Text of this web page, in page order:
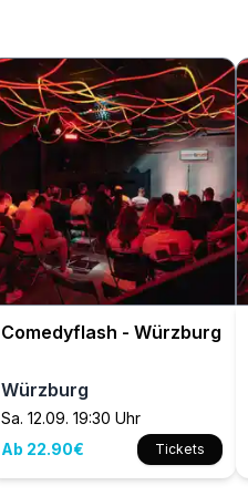
Comedyflash - Würzburg
Würzburg
Sa. 12.09. 19:30 Uhr
Ab 22.90€
Tickets